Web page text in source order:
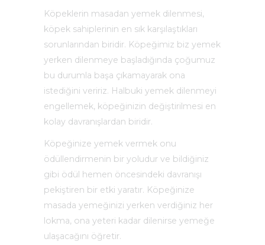
Köpeklerin masadan yemek dilenmesi,
köpek sahiplerinin en sık karşılaştıkları
sorunlarından biridir. Köpeğimiz biz yemek
yerken dilenmeye başladığında çoğumuz
bu durumla başa çıkamayarak ona
istediğini veririz. Halbuki yemek dilenmeyi
engellemek, köpeğinizin değiştirilmesi en
kolay davranışlardan biridir.
Köpeğinize yemek vermek onu
ödüllendirmenin bir yoludur ve bildiğiniz
gibi ödül hemen öncesindeki davranışı
pekiştiren bir etki yaratır. Köpeğinize
masada yemeğinizi yerken verdiğiniz her
lokma, ona yeteri kadar dilenirse yemeğe
ulaşacağını öğretir.